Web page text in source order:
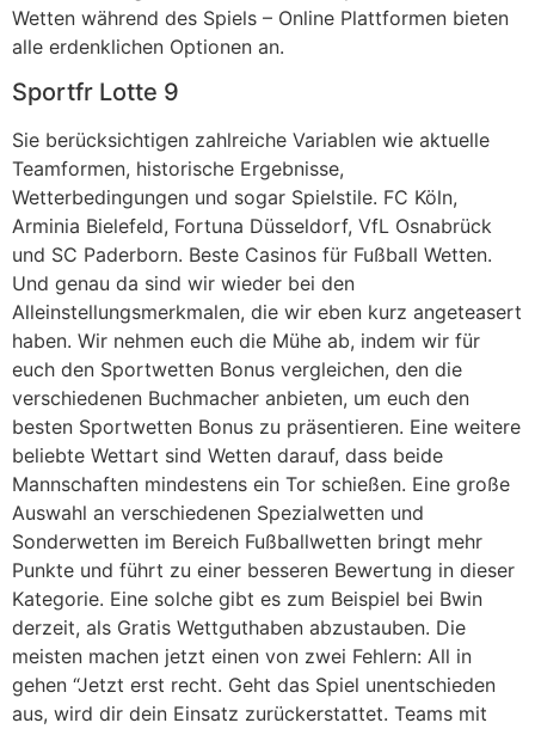
Wetten während des Spiels – Online Plattformen bieten
alle erdenklichen Optionen an.
Sportfr Lotte 9
Sie berücksichtigen zahlreiche Variablen wie aktuelle
Teamformen, historische Ergebnisse,
Wetterbedingungen und sogar Spielstile. FC Köln,
Arminia Bielefeld, Fortuna Düsseldorf, VfL Osnabrück
und SC Paderborn. Beste Casinos für Fußball Wetten.
Und genau da sind wir wieder bei den
Alleinstellungsmerkmalen, die wir eben kurz angeteasert
haben. Wir nehmen euch die Mühe ab, indem wir für
euch den Sportwetten Bonus vergleichen, den die
verschiedenen Buchmacher anbieten, um euch den
besten Sportwetten Bonus zu präsentieren. Eine weitere
beliebte Wettart sind Wetten darauf, dass beide
Mannschaften mindestens ein Tor schießen. Eine große
Auswahl an verschiedenen Spezialwetten und
Sonderwetten im Bereich Fußballwetten bringt mehr
Punkte und führt zu einer besseren Bewertung in dieser
Kategorie. Eine solche gibt es zum Beispiel bei Bwin
derzeit, als Gratis Wettguthaben abzustauben. Die
meisten machen jetzt einen von zwei Fehlern: All in
gehen “Jetzt erst recht. Geht das Spiel unentschieden
aus, wird dir dein Einsatz zurückerstattet. Teams mit